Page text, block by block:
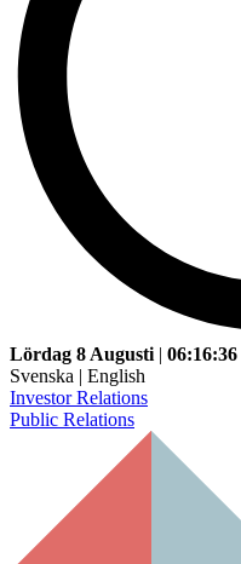
Lördag 8 Augusti | 06:16:36
Svenska | English
Investor Relations
Public Relations